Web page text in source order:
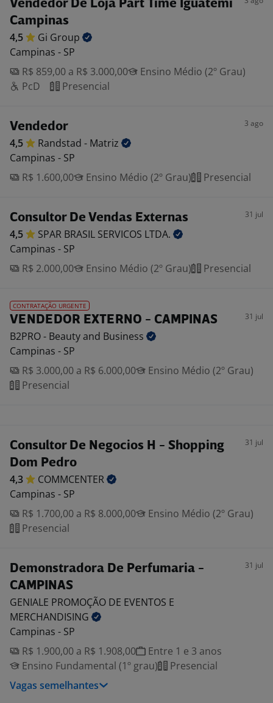
Vendedor De Loja Part Time Iguatemi
Campinas
4,5 Gi Group
Campinas - SP
R$ 859,00 a R$ 3.000,00
Ensino Médio (2º Grau)
PcD
Presencial
Vendedor 3 ago
4,5 Randstad - Matriz
Campinas - SP
R$ 1.600,00
Ensino Médio (2º Grau) Presencial
Consultor De Vendas Externas 31 jul
4,5 SPAR BRASIL SERVICOS LTDA.
Campinas - SP
R$ 2.000,00
Ensino Médio (2º Grau) Presencial
CONTRATAÇÃO URGENTE
VENDEDOR EXTERNO - CAMPINAS 31 jul
B2PRO - Beauty and Business
Campinas - SP
R$ 3.000,00 a R$ 6.000,00
Ensino Médio (2º Grau)
Presencial
Consultor De Negocios H - Shopping
Dom Pedro
31 jul
4,3
COMMCENTER
Campinas - SP
R$ 1.700,00 a R$ 8.000,00
Ensino Médio (2º Grau)
Presencial
Demonstradora De Perfumaria -
CAMPINAS
31 jul
GENIALE PROMOÇÃO DE EVENTOS E
MERCHANDISING
Campinas - SP
R$ 1.900,00 a R$ 1.908,00
Entre 1 e 3 anos
Ensino Fundamental (1º grau)
Presencial
Vagas semelhantes